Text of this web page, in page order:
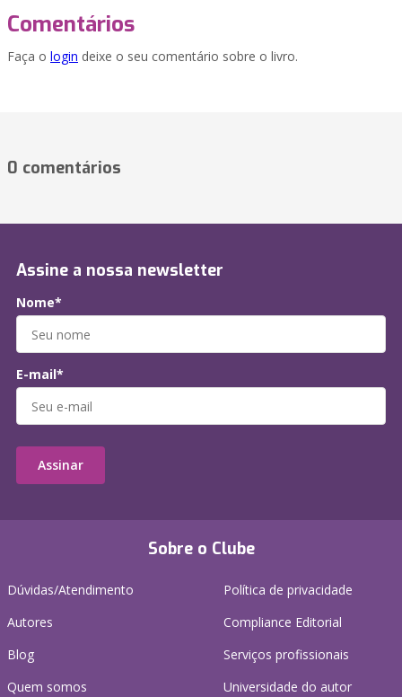
Comentários
Faça o login deixe o seu comentário sobre o livro.
0 comentários
Sobre o Clube
Dúvidas/Atendimento
Autores
Blog
Quem somos
Política de privacidade
Compliance Editorial
Serviços profissionais
Universidade do autor
Assine a nossa newsletter
Nome*
E-mail*
Assinar